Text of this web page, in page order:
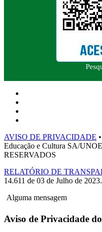
AVISO DE PRIVACIDADE
Educação e Cultura SA/
RESERVADOS
RELATÓRIO DE
14.611 de 03 de Julho de 2023.
Alguma mensagem
Aviso de Privacidade